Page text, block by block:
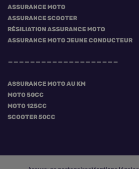
ASSURANCE MOTO
ASSURANCE SCOOTER
RÉSILIATION ASSURANCE MOTO
ASSURANCE MOTO JEUNE CONDUCTEUR
ASSURANCE MOTO AU KM
MOTO 50CC
MOTO 125CC
SCOOTER 50CC